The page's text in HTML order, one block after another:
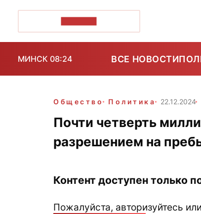
МИНСК 08:24 ВСЕ НОВОСТИ
Общество Политика 22.12.2024
Почти четверть
разрешением на
Контент доступен только
Пожалуйста, авторизуйтесь